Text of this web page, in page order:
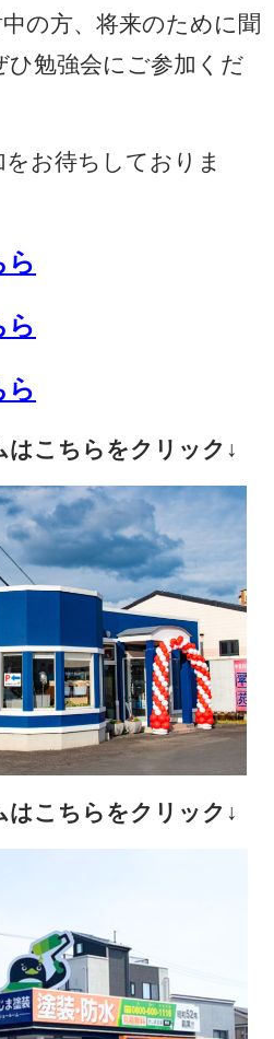
の方、将来のために聞
勉強会にご参加くだ
お待ちしておりま
はこちらをクリック↓
はこちらをクリック↓